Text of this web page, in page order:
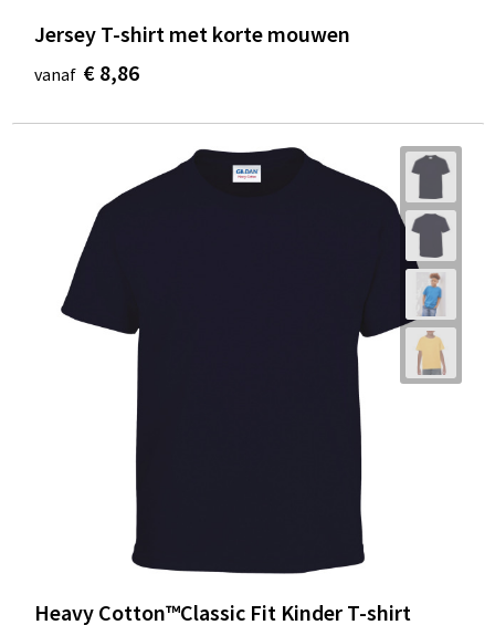
Jersey T-shirt met korte mouwen
vanaf € 8,86
Heavy Cotton™Classic Fit Kinder T-shirt